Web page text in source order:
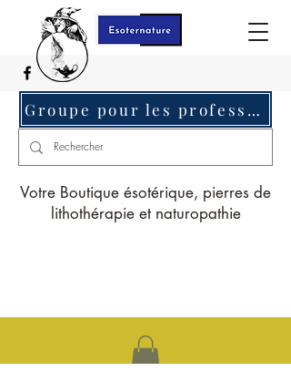
Votre Boutique ésotérique, pierres de
lithothérapie et naturopathie
Groupe pour les professionnels c'est ici